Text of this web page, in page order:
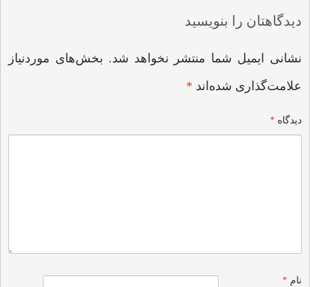
دیدگاهتان را بنویسید
نشانی ایمیل شما منتشر نخواهد شد. بخش‌های موردنیاز
علامت‌گذاری شده‌اند *
دیدگاه*
نام*